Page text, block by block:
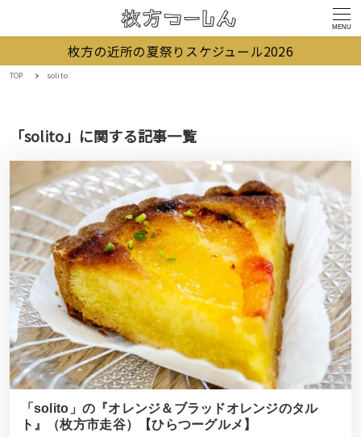
MENU
枚方の近所の夏祭りスケジュール2026
TOP solito
「solito」に関する記事一覧
「solito」の『オレンジ＆ブラッドオレンジのタル
ト』（枚方市走谷）【ひらつーグルメ】